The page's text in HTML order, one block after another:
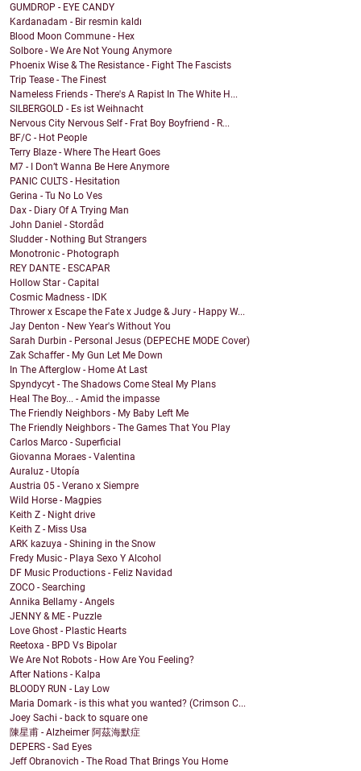
GUMDROP - EYE CANDY
Kardanadam - Bir resmin kaldı
Blood Moon Commune - Hex
Solbore - We Are Not Young Anymore
Phoenix Wise & The Resistance - Fight The Fascists
Trip Tease - The Finest
Nameless Friends - There's A Rapist In The White H...
SILBERGOLD - Es ist Weihnacht
Nervous City Nervous Self - Frat Boy Boyfriend - R...
BF/C - Hot People
Terry Blaze - Where The Heart Goes
M7 - I Don’t Wanna Be Here Anymore
PANIC CULTS - Hesitation
Gerina - Tu No Lo Ves
Dax - Diary Of A Trying Man
John Daniel - Stordåd
Sludder - Nothing But Strangers
Monotronic - Photograph
REY DANTE - ESCAPAR
Hollow Star - Capital
Cosmic Madness - IDK
Thrower x Escape the Fate x Judge & Jury - Happy W...
Jay Denton - New Year's Without You
Sarah Durbin - Personal Jesus (DEPECHE MODE Cover)
Zak Schaffer - My Gun Let Me Down
In The Afterglow - Home At Last
Spyndycyt - The Shadows Come Steal My Plans
Heal The Boy... - Amid the impasse
The Friendly Neighbors - My Baby Left Me
The Friendly Neighbors - The Games That You Play
Carlos Marco - Superficial
Giovanna Moraes - Valentina
Auraluz - Utopía
Austria 05 - Verano x Siempre
Wild Horse - Magpies
Keith Z - Night drive
Keith Z - Miss Usa
ARK kazuya - Shining in the Snow
Fredy Music - Playa Sexo Y Alcohol
DF Music Productions - Feliz Navidad
ZOCO - Searching
Annika Bellamy - Angels
JENNY & ME - Puzzle
Love Ghost - Plastic Hearts
Reetoxa - BPD Vs Bipolar
We Are Not Robots - How Are You Feeling?
After Nations - Kalpa
BLOODY RUN - Lay Low
Maria Domark - is this what you wanted? (Crimson C...
Joey Sachi - back to square one
陳星甫 - Alzheimer 阿茲海默症
DEPERS - Sad Eyes
Jeff Obranovich - The Road That Brings You Home